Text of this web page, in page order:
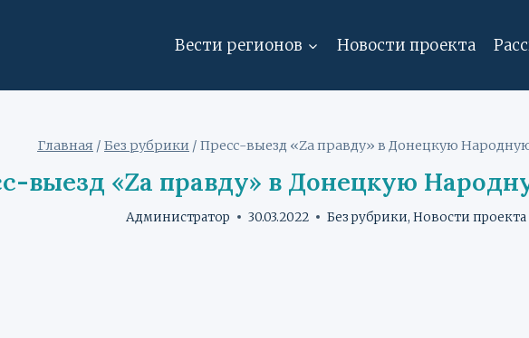
Вести регионов Новости проекта
Главная / Без рубрики / Пресс-выезд «Za правду» в Донецкую
выезд «Za правду» в Донецкую
Администратор 30.03.2022 Без рубрики, Новости проекта